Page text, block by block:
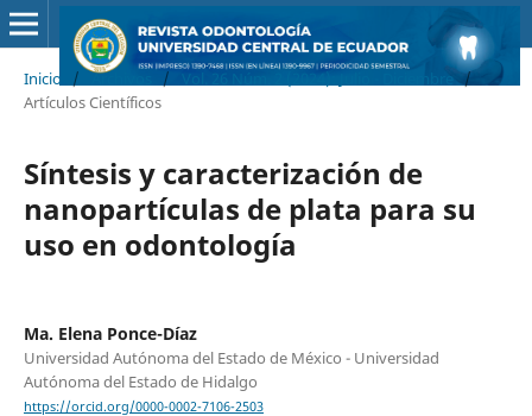
Inicio / Archivos / Vol. 26 Núm. 2 (2024): Julio - Diciembre /
Artículos Científicos
Síntesis y caracterización de
nanopartículas de plata para su
uso en odontología
Ma. Elena Ponce-Díaz
Universidad Autónoma del Estado de México - Universidad
Autónoma del Estado de Hidalgo
https://orcid.org/0000-0002-7106-2503